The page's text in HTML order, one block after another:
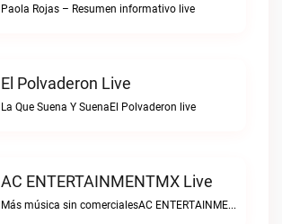
Paola Rojas – Resumen informativo live
El Polvaderon Live
La Que Suena Y SuenaEl Polvaderon live
AC ENTERTAINMENTMX Live
Más música sin comercialesAC ENTERTAINMENTMX live